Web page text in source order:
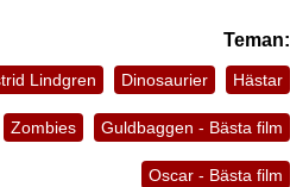
Teman:
Lindgren Dinosaurier Hästar
Zombies Guldbaggen - Bästa film
Oscar - Bästa film